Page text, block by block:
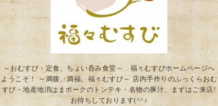
～おむすび・定食、ちょい呑み食堂～ 福々むすびホームページへ
ようこそ！ ～満腹、満福、福々むすび～ 店内手作りのふっくらおむ
すび・地産地消はまポークのトンテキ・名物の豚汁、まずはご来店!
お待ちしております(^^♪